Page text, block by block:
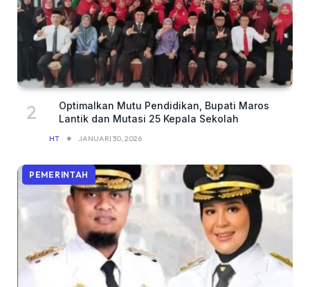
Optimalkan Mutu Pendidikan, Bupati Maros
Lantik dan Mutasi 25 Kepala Sekolah
HT JANUARI 30, 2026
PEMERINTAH